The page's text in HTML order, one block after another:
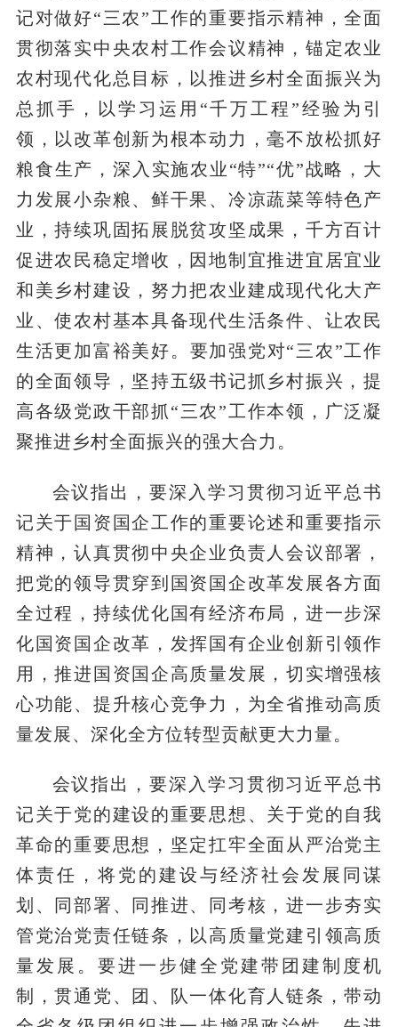
记对做好“三农”工作的重要指示精神，全面
贯彻落实中央农村工作会议精神，锚定农业
农村现代化总目标，以推进乡村全面振兴为
总抓手，以学习运用“千万工程”经验为引
领，以改革创新为根本动力，毫不放松抓好
粮食生产，深入实施农业“特”“优”战略，大
力发展小杂粮、鲜干果、冷凉蔬菜等特色产
业，持续巩固拓展脱贫攻坚成果，千方百计
促进农民稳定增收，因地制宜推进宜居宜业
和美乡村建设，努力把农业建成现代化大产
业、使农村基本具备现代生活条件、让农民
生活更加富裕美好。要加强党对“三农”工作
的全面领导，坚持五级书记抓乡村振兴，提
高各级党政干部抓“三农”工作本领，广泛凝
聚推进乡村全面振兴的强大合力。
会议指出，要深入学习贯彻习近平总书
记关于国资国企工作的重要论述和重要指示
精神，认真贯彻中央企业负责人会议部署，
把党的领导贯穿到国资国企改革发展各方面
全过程，持续优化国有经济布局，进一步深
化国资国企改革，发挥国有企业创新引领作
用，推进国资国企高质量发展，切实增强核
心功能、提升核心竞争力，为全省推动高质
量发展、深化全方位转型贡献更大力量。
会议指出，要深入学习贯彻习近平总书
记关于党的建设的重要思想、关于党的自我
革命的重要思想，坚定扛牢全面从严治党主
体责任，将党的建设与经济社会发展同谋
划、同部署、同推进、同考核，进一步夯实
管党治党责任链条，以高质量党建引领高质
量发展。要进一步健全党建带团建制度机
制，贯通党、团、队一体化育人链条，带动